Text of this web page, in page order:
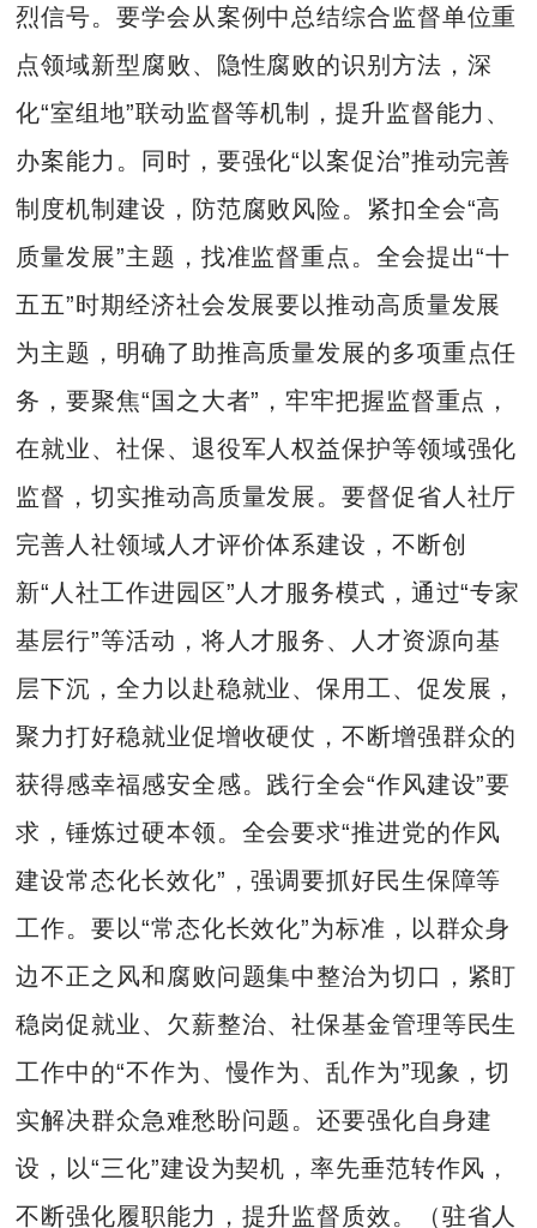
烈信号。要学会从案例中总结综合监督单位重
点领域新型腐败、隐性腐败的识别方法，深
化“室组地”联动监督等机制，提升监督能力、
办案能力。同时，要强化“以案促治”推动完善
制度机制建设，防范腐败风险。紧扣全会“高
质量发展”主题，找准监督重点。全会提出“十
五五”时期经济社会发展要以推动高质量发展
为主题，明确了助推高质量发展的多项重点任
务，要聚焦“国之大者”，牢牢把握监督重点，
在就业、社保、退役军人权益保护等领域强化
监督，切实推动高质量发展。要督促省人社厅
完善人社领域人才评价体系建设，不断创
新“人社工作进园区”人才服务模式，通过“专家
基层行”等活动，将人才服务、人才资源向基
层下沉，全力以赴稳就业、保用工、促发展，
聚力打好稳就业促增收硬仗，不断增强群众的
获得感幸福感安全感。践行全会“作风建设”要
求，锤炼过硬本领。全会要求“推进党的作风
建设常态化长效化”，强调要抓好民生保障等
工作。要以“常态化长效化”为标准，以群众身
边不正之风和腐败问题集中整治为切口，紧盯
稳岗促就业、欠薪整治、社保基金管理等民生
工作中的“不作为、慢作为、乱作为”现象，切
实解决群众急难愁盼问题。还要强化自身建
设，以“三化”建设为契机，率先垂范转作风，
不断强化履职能力，提升监督质效。（驻省人